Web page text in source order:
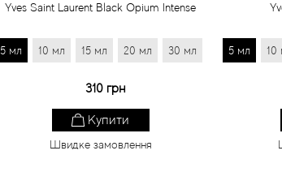
Yves Saint Laurent Black Opium Intense
5 мл 10 мл 15 мл 20 мл 30 мл
310 грн
Купити
Швидке замовлення
5 мл 10